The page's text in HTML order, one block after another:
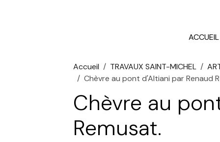
ACCUEIL
Accueil TRAVAUX SAINT-MICHEL
Chèvre au pont d'Altiani par Renaud
Chèvre au
Remusat.